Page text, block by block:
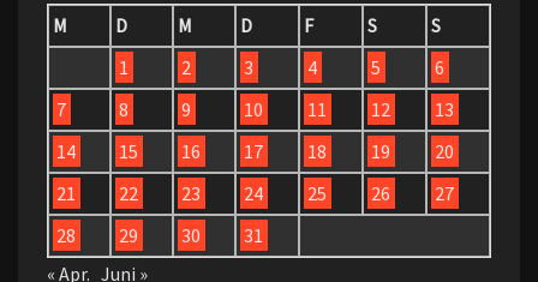
M
D M D F S
S
1
2 3 4 5
6
7
8 9 10 11 12
13
14
15 16 17 18 19
20
21
22 23 24 25 26
27
28
29 30
31
« Apr. Juni »